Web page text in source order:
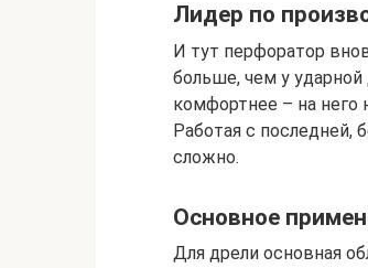
Лидер по
И тут перфоратор
больше, чем у
комфортнее – на него
Работая с последней,
сложно.
Основное
Для дрели основная